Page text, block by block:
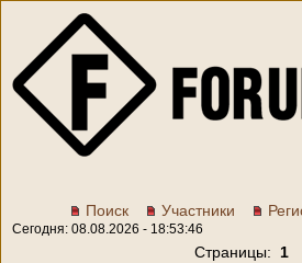
Поиск Участники
Сегодня: 08.08.2026 - 18:53:46
Страницы: 1